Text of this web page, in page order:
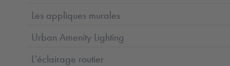
Les appliques murales
Urban Amenity Lighting
L'éclairage routier